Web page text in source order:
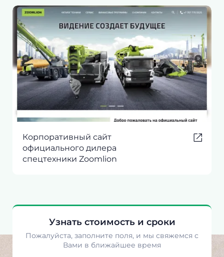
Корпоративный сайт
официального дилера
спецтехники Zoomlion
Узнать стоимость и сроки
Пожалуйста, заполните поля, и мы свяжемся с
Вами в ближайшее время